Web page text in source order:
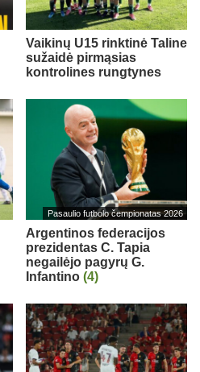
Vaikinų U15 rinktinė Taline
sužaidė pirmąsias
kontrolines rungtynes
Pasaulio futbolo čempionatas 2026
Argentinos federacijos
prezidentas C. Tapia
negailėjo pagyrų G.
Infantino (4)